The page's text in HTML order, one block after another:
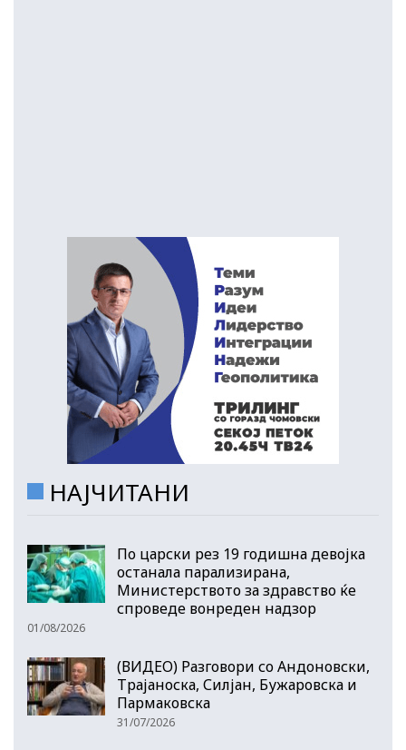
НАЈЧИТАНИ
По царски рез 19 годишна девојка
останала парализирана,
Министерството за здравство ќе
спроведе вонреден надзор
01/08/2026
(ВИДЕО) Разговори со Андоновски,
Трајаноска, Силјан, Бужаровска и
Пармаковска
31/07/2026